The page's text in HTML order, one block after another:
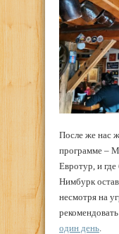
После же нас
программе –
Евротур, и
Нимбурк
несмотря на
один день